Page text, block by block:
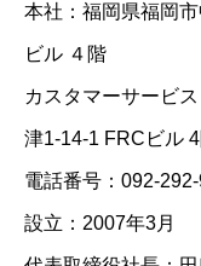
本社：福岡県福岡
ビル ４階
カスタマーサービ
津1-14-1 FRCビル
電話番号：092-
設立：2007年3月